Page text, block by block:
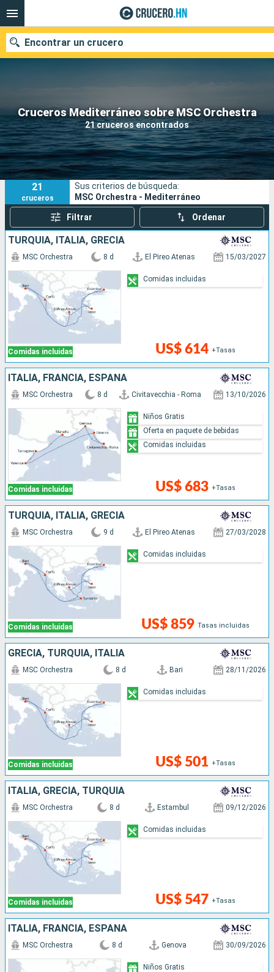
Cruceros Mediterráneo sobre MSC Orchestra
21 cruceros encontrados
Encontrar un crucero
Nuestros destinos
Fecha de salida
Puertos Compañías
Buscar
21
cruceros
Sus criterios de búsqueda:
MSC Orchestra - Mediterráneo
Filtrar Ordenar
TURQUÍA, ITALIA, GRECIA
Comidas incluidas
MSC Orchestra 8 d El Pireo Atenas 15/03/2027
US$ 614 +Tasas
Comidas incluidas
ITALIA, FRANCIA, ESPAÑA
Comidas incluidas
MSC Orchestra 8 d Civitavecchia - Roma 13/10/2026
US$ 683 +Tasas
Niños Gratis
Oferta en paquete de bebidas
Comidas incluidas
TURQUÍA, ITALIA, GRECIA
Comidas incluidas
MSC Orchestra 9 d El Pireo Atenas 27/03/2028
US$ 859 Tasas incluidas
Comidas incluidas
GRECIA, TURQUÍA, ITALIA
Comidas incluidas
MSC Orchestra 8 d Bari 28/11/2026
US$ 501 +Tasas
Comidas incluidas
ITALIA, GRECIA, TURQUÍA
Comidas incluidas
MSC Orchestra 8 d Estambul 09/12/2026
US$ 547 +Tasas
Comidas incluidas
ITALIA, FRANCIA, ESPAÑA
MSC Orchestra 8 d Genova 30/09/2026
Niños Gratis